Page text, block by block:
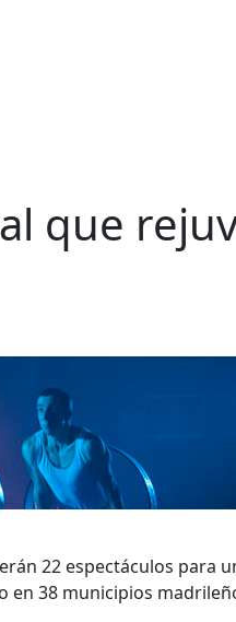
que
22 espectáculos para
en 38 municipios